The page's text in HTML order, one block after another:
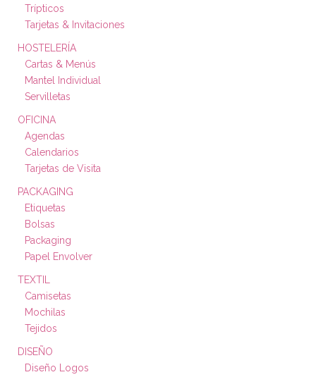
Trípticos
Tarjetas & Invitaciones
HOSTELERÍA
Cartas & Menús
Mantel Individual
Servilletas
OFICINA
Agendas
Calendarios
Tarjetas de Visita
PACKAGING
Etiquetas
Bolsas
Packaging
Papel Envolver
TEXTIL
Camisetas
Mochilas
Tejidos
DISEÑO
Diseño Logos